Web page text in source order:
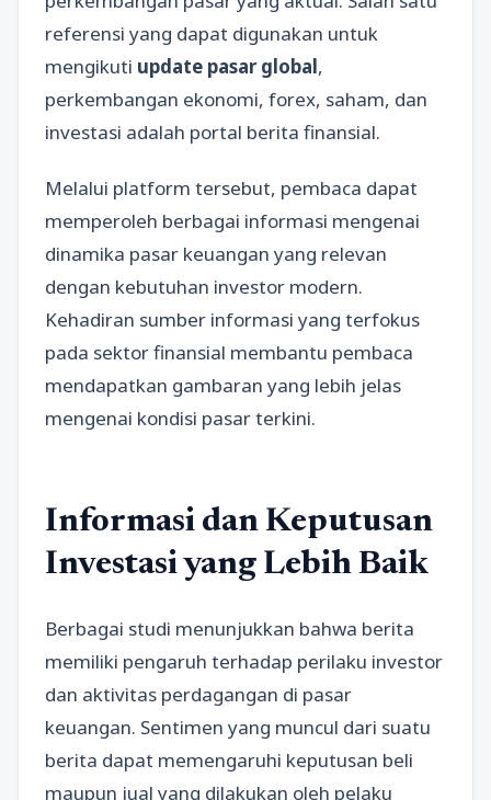
referensi yang dapat digunakan untuk
mengikuti update pasar global,
perkembangan ekonomi, forex, saham, dan
investasi adalah portal berita finansial.
Melalui platform tersebut, pembaca dapat
memperoleh berbagai informasi mengenai
dinamika pasar keuangan yang relevan
dengan kebutuhan investor modern.
Kehadiran sumber informasi yang terfokus
pada sektor finansial membantu pembaca
mendapatkan gambaran yang lebih jelas
mengenai kondisi pasar terkini.
Informasi dan Keputusan
Investasi yang Lebih Baik
Berbagai studi menunjukkan bahwa berita
memiliki pengaruh terhadap perilaku investor
dan aktivitas perdagangan di pasar
keuangan. Sentimen yang muncul dari suatu
berita dapat memengaruhi keputusan beli
maupun jual yang dilakukan oleh pelaku